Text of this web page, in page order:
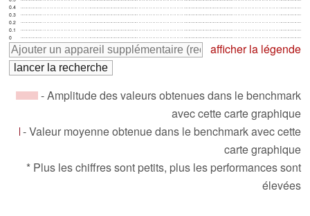
0
0.1
0.2
0.3
0.4
afficher la légende
- Amplitude des valeurs obtenues dans le benchmark
avec cette carte graphique
- Valeur moyenne obtenue dans le benchmark avec cette
carte graphique
* Plus les chiffres sont petits, plus les performances sont
élevées